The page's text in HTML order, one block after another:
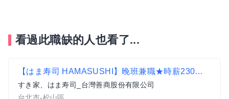
看過此職缺的人也看了...
【はま寿司 HAMASUSHI】晚班兼職★時薪230元起(含全勤)★ 南京復興店
すき家、はま寿司_台灣善商股份有限公司